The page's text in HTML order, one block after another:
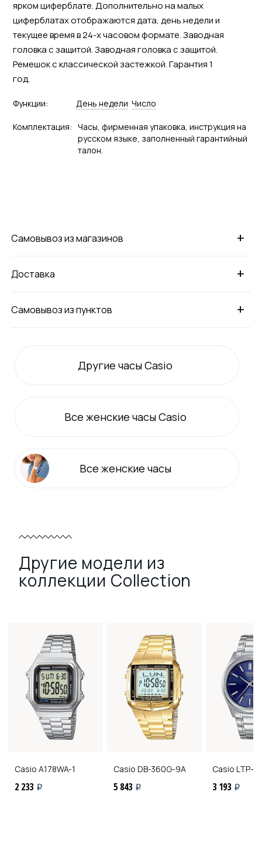
ярком циферблате. Дополнительно на малых
циферблатах отображаются дата, день недели и
текущее время в 24-х часовом формате. Заводная
головка с защитой. Заводная головка с защитой.
Ремешок с классической застежкой. Гарантия 1
год.
Функции: День недели Число
Комплектация: Часы, фирменная упаковка, инструкция на
русском языке, заполненный гарантийный
талон.
+
Самовывоз из магазинов
+
Доставка
+
Самовывоз из пунктов
Другие часы Casio
Все женские часы Casio
Все женские часы
Другие модели из
коллекции Collection
Casio A178WA-1
2 233 i
Casio DB-360G-9A
5 843 i
Casio LTP-
3 193 i